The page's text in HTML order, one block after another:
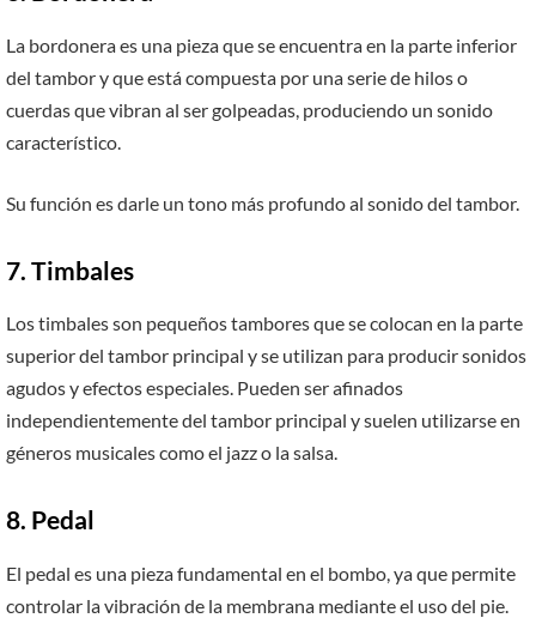
La bordonera es una pieza que se encuentra en la parte inferior
del tambor y que está compuesta por una serie de hilos o
cuerdas que vibran al ser golpeadas, produciendo un sonido
característico.
Su función es darle un tono más profundo al sonido del tambor.
7. Timbales
Los timbales son pequeños tambores que se colocan en la parte
superior del tambor principal y se utilizan para producir sonidos
agudos y efectos especiales. Pueden ser afinados
independientemente del tambor principal y suelen utilizarse en
géneros musicales como el jazz o la salsa.
8. Pedal
El pedal es una pieza fundamental en el bombo, ya que permite
controlar la vibración de la membrana mediante el uso del pie.